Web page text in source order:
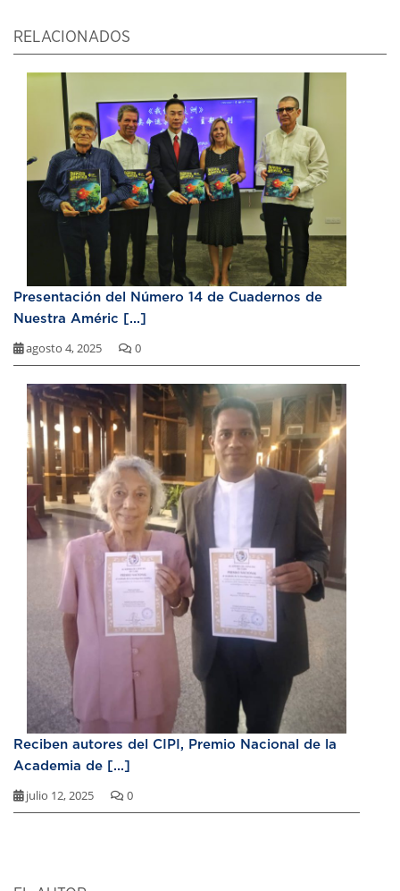
RELACIONADOS
Presentación del Número 14 de Cuadernos de
Nuestra Améric [...]
agosto 4, 2025 0
Reciben autores del CIPI, Premio Nacional de la
Academia de [...]
julio 12, 2025 0